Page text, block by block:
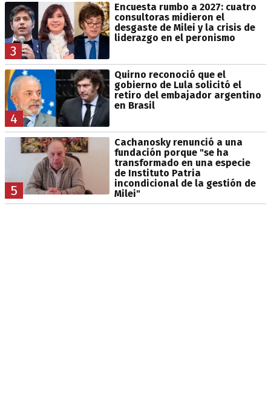
3
Encuesta rumbo a 2027: cuatro
consultoras midieron el
desgaste de Milei y la crisis de
liderazgo en el peronismo
4
Quirno reconoció que el
gobierno de Lula solicitó el
retiro del embajador argentino
en Brasil
5
Cachanosky renunció a una
fundación porque "se ha
transformado en una especie
de Instituto Patria
incondicional de la gestión de
Milei"